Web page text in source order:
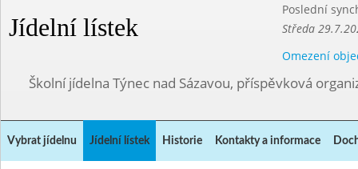
Jídelní lístek
Poslední
Středa
Omezení
Školní jídelna Týnec nad Sázavou, příspěvková
Vybrat jídelnu Jídelní lístek Historie Kontakty a informace